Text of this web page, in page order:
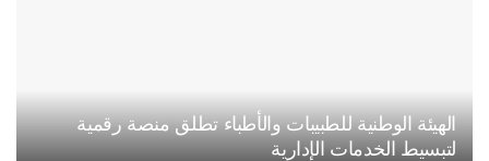
الهيئة الوطنية للطبيبات والأطباء تطلق منصة رقمية
لتبسيط الخدمات الإدارية